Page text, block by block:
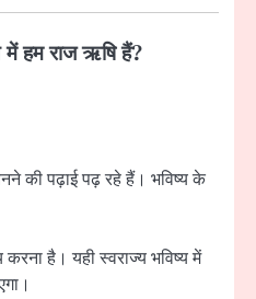
में हम राज ऋषि हैं?
की पढ़ाई पढ़ रहे हैं। भविष्य के
करना है। यही स्वराज्य भविष्य में